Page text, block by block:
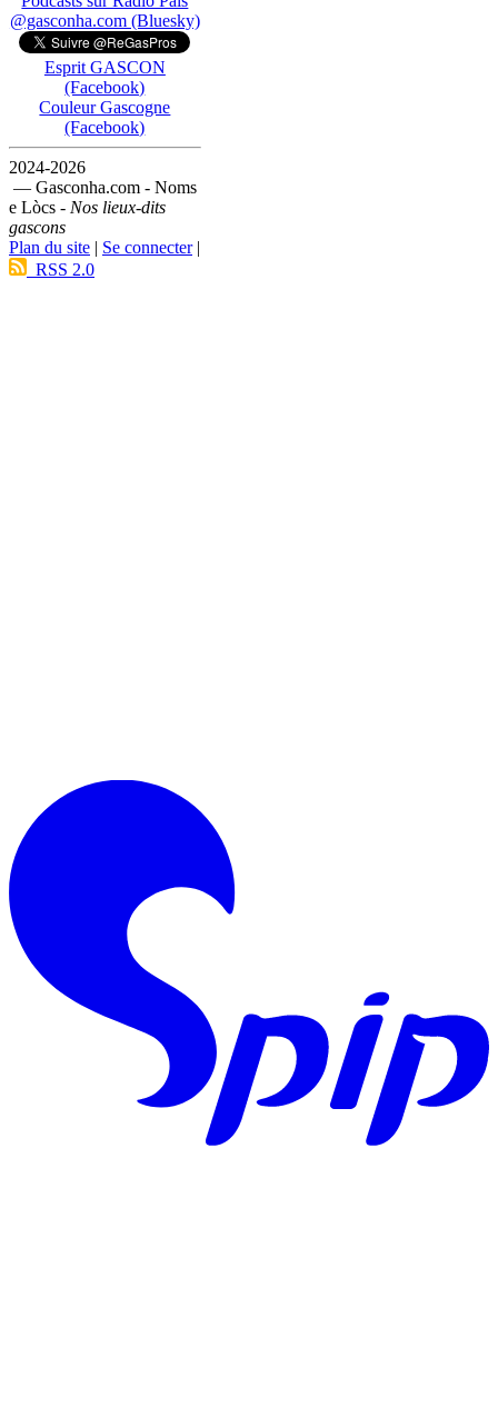
@gasconha.com (Bluesky)
Esprit GASCON
(Facebook)
Couleur Gascogne
(Facebook)
2024-2026
— Gasconha.com - Noms
e Lòcs - Nos lieux-dits
gascons
Plan du site | Se connecter|
RSS 2.0